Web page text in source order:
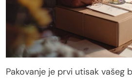
Pakovanje je prvi utisak vašeg